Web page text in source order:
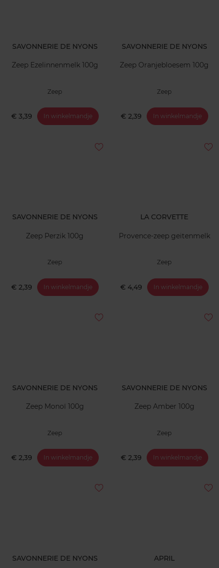
SAVONNERIE DE NYONS
Zeep Ezelinnenmelk 100g
Zeep
€ 3,39 In winkelmandje
SAVONNERIE DE NYONS
Zeep Oranjebloesem 100g
Zeep
€ 2,39 In winkelmandje
SAVONNERIE DE NYONS
Zeep Perzik 100g
Zeep
€ 2,39 In winkelmandje
LA CORVETTE
Provence-zeep geitenmelk
Zeep
€ 4,49 In winkelmandje
SAVONNERIE DE NYONS
Zeep Monoï 100g
Zeep
€ 2,39 In winkelmandje
SAVONNERIE DE NYONS
Zeep Amber 100g
Zeep
€ 2,39 In winkelmandje
SAVONNERIE DE NYONS APRIL